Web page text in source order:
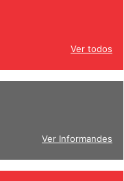
Ver todos
Ver Informandes